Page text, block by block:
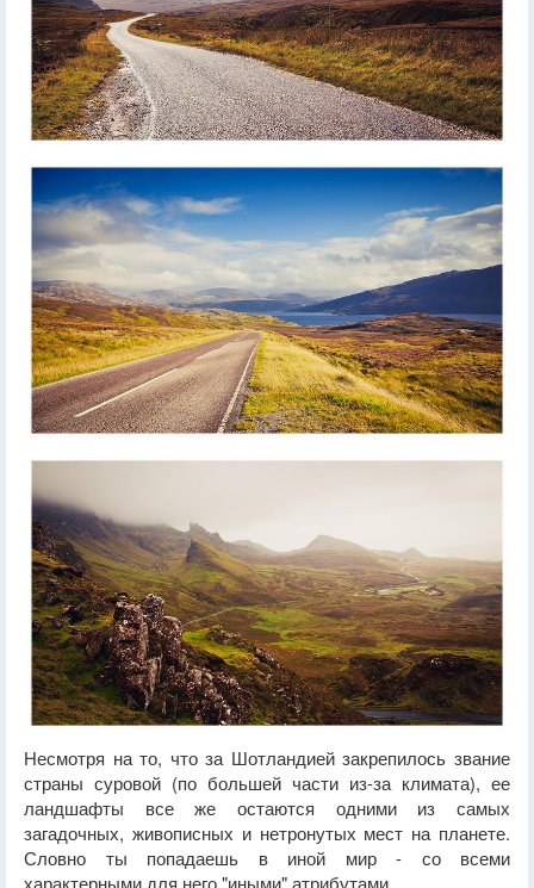
Несмотря на то, что за Шотландией закрепилось звание
страны суровой (по большей части из-за климата), ее
ландшафты все же остаются одними из самых
загадочных, живописных и нетронутых мест на планете.
Словно ты попадаешь в иной мир - со всеми
характерными для него "иными" атрибутами.